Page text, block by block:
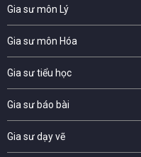
Gia sư môn Lý
Gia sư môn Hóa
Gia sư tiểu học
Gia sư báo bài
Gia sư dạy vẽ